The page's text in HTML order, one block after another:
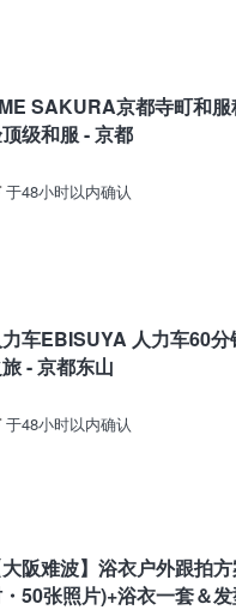
SAKURA京都寺町和服
级和服 - 京都
于48小时以内确认
车EBISUYA 人力车60分
- 京都东山
于48小时以内确认
大阪难波】浴衣户外跟拍
50张照片)+浴衣一套＆